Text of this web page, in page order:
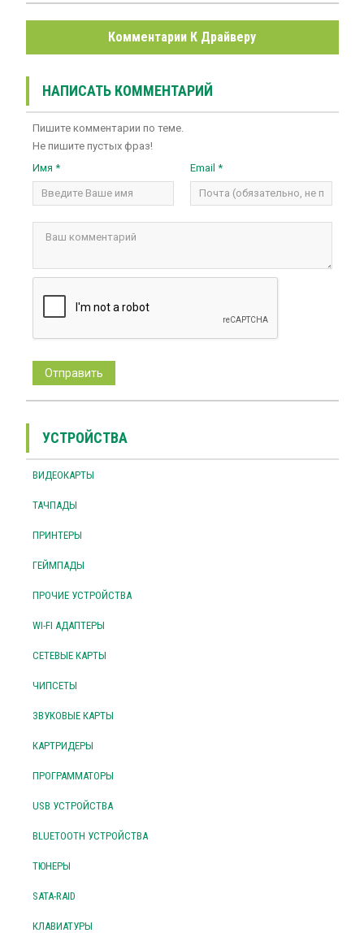
Комментарии К Драйверу
НАПИСАТЬ КОММЕНТАРИЙ
Пишите комментарии по теме.
Не пишите пустых фраз!
Имя *
Email *
УСТРОЙСТВА
ВИДЕОКАРТЫ
ТАЧПАДЫ
ПРИНТЕРЫ
ГЕЙМПАДЫ
ПРОЧИЕ УСТРОЙСТВА
WI-FI АДАПТЕРЫ
СЕТЕВЫЕ КАРТЫ
ЧИПСЕТЫ
ЗВУКОВЫЕ КАРТЫ
КАРТРИДЕРЫ
ПРОГРАММАТОРЫ
USB УСТРОЙСТВА
BLUETOOTH УСТРОЙСТВА
ТЮНЕРЫ
SATA-RAID
КЛАВИАТУРЫ